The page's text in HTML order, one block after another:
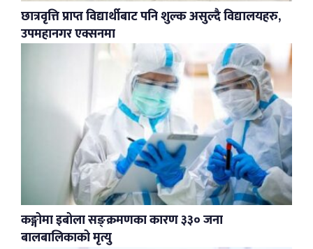
छात्रवृत्ति प्राप्त विद्यार्थीबाट पनि शुल्क असुल्दै विद्यालयहरु,
उपमहानगर एक्सनमा
कङ्गोमा इबोला सङ्क्रमणका कारण ३३० जना
बालबालिकाको मृत्यु